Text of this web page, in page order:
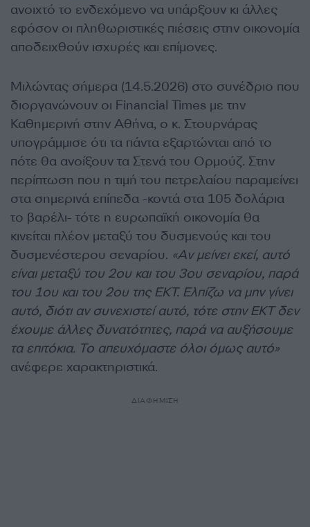
ανοιχτό το ενδεχόμενο να υπάρξουν κι άλλες
εφόσον οι πληθωριστικές πιέσεις στην οικονομία
αποδειχθούν ισχυρές και επίμονες.
Μιλώντας σήμερα (14.5.2026) στο συνέδριο που
διοργανώνουν οι Financial Times με την
Καθημερινή στην Αθήνα, ο κ. Στουρνάρας
υπογράμμισε ότι τα πάντα εξαρτώνται από το
πότε θα ανοίξουν τα Στενά του Ορμούζ. Στην
περίπτωση που η τιμή του πετρελαίου παραμείνει
στα σημερινά επίπεδα -κοντά στα 105 δολάρια
το βαρέλι- τότε η ευρωπαϊκή οικονομία θα
κινείται πλέον μεταξύ του δυσμενούς και του
δυσμενέστερου σεναρίου. «Αν μείνει εκεί, αυτό
είναι μεταξύ του 2ου και του 3ου σεναρίου, παρά
του 1ου και του 2ου της ΕΚΤ. Ελπίζω να μην γίνει
αυτό, διότι αν συνεχιστεί αυτό, τότε στην ΕΚΤ δεν
έχουμε άλλες δυνατότητες, παρά να αυξήσουμε
τα επιτόκια. Το απευχόμαστε όλοι όμως αυτό»
ανέφερε χαρακτηριστικά.
ΔΙΑΦΗΜΙΣΗ